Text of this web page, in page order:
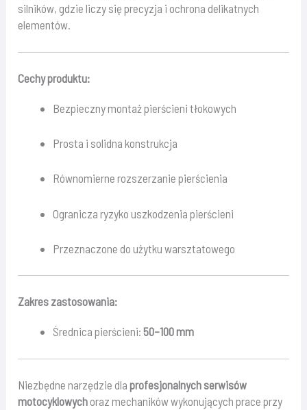
silników, gdzie liczy się precyzja i ochrona delikatnych
elementów.
Cechy produktu:
Bezpieczny montaż pierścieni tłokowych
Prosta i solidna konstrukcja
Równomierne rozszerzanie pierścienia
Ogranicza ryzyko uszkodzenia pierścieni
Przeznaczone do użytku warsztatowego
Zakres zastosowania:
Średnica pierścieni:50–100 mm
Niezbędne narzędzie dlaprofesjonalnych serwisów
motocyklowych oraz mechaników wykonujących prace przy